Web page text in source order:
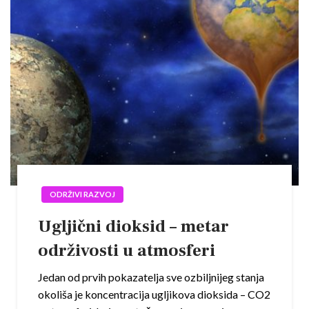
ODRŽIVI RAZVOJ
Ugljični dioksid – metar
održivosti u atmosferi
Jedan od prvih pokazatelja sve ozbiljnijeg stanja
okoliša je koncentracija ugljikova dioksida – CO2